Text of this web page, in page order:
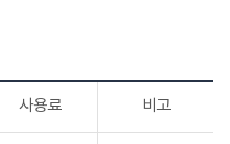
사용료 비고